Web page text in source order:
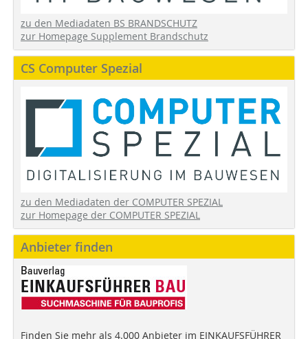
zu den Mediadaten BS BRANDSCHUTZ
zur Homepage Supplement Brandschutz
CS Computer Spezial
zu den Mediadaten der COMPUTER SPEZIAL
zur Homepage der COMPUTER SPEZIAL
Anbieter finden
Finden Sie mehr als 4.000 Anbieter im EINKAUFSFÜHRER